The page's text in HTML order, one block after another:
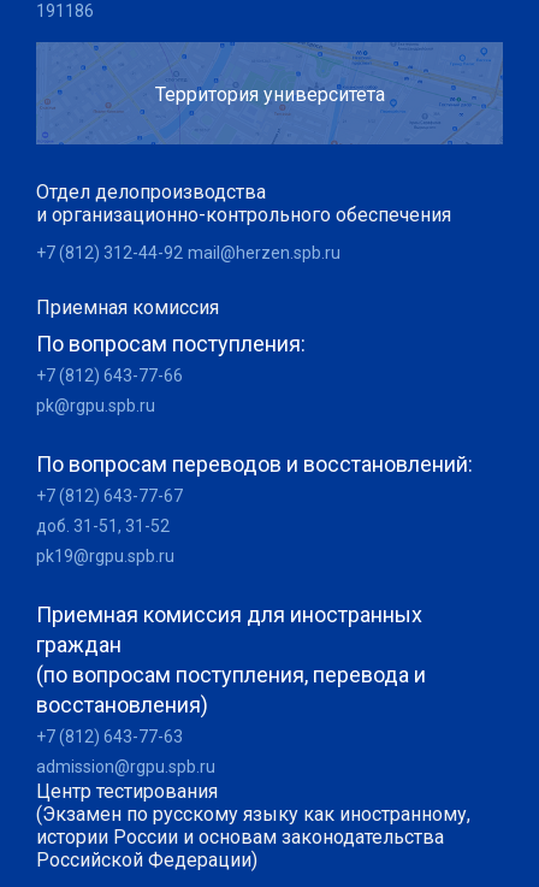
191186
Территория университета
Отдел делопроизводства
и организационно-контрольного обеспечения
+7 (812) 312-44-92 mail@herzen.spb.ru
Приемная комиссия
По вопросам поступления:
+7 (812) 643-77-66
pk@rgpu.spb.ru
По вопросам переводов и восстановлений:
+7 (812) 643-77-67
доб. 31-51, 31-52
pk19@rgpu.spb.ru
Приемная комиссия для иностранных
граждан
(по вопросам поступления, перевода и
восстановления)
+7 (812) 643-77-63
admission@rgpu.spb.ru
Центр тестирования
(Экзамен по русскому языку как иностранному,
истории России и основам законодательства
Российской Федерации)